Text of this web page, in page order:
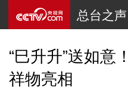
总台之声
“巳升升”送如意
祥物亮相